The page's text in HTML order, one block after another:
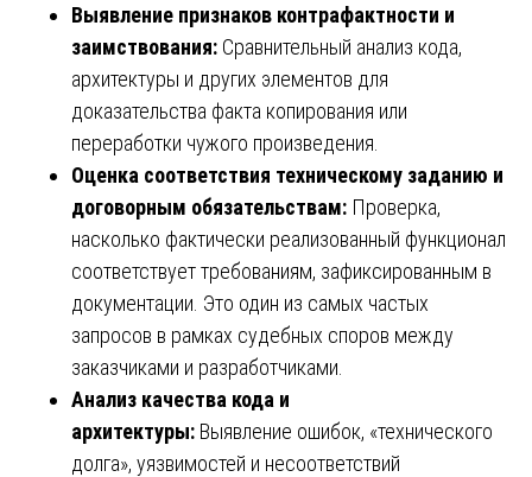
Выявление признаков контрафактности и
заимствования: Сравнительный анализ кода,
архитектуры и других элементов для
доказательства факта копирования или
переработки чужого произведения.
Оценка соответствия техническому заданию и
договорным обязательствам: Проверка,
насколько фактически реализованный функционал
соответствует требованиям, зафиксированным в
документации. Это один из самых частых
запросов в рамках судебных споров между
заказчиками и разработчиками.
Анализ качества кода и
архитектуры: Выявление ошибок, «технического
долга», уязвимостей и несоответствий